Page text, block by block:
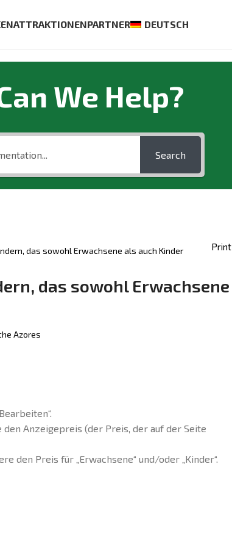
ATTRAKTIONENPARTNER DEUTSCH
We Help?
Search
das sowohl Erwachsene als auch Kinder
Print
das sowohl Erwachsene
Azores
den Anzeigepreis (der Preis, der auf der Seite
den Preis für „Erwachsene“ und/oder „Kinder“.